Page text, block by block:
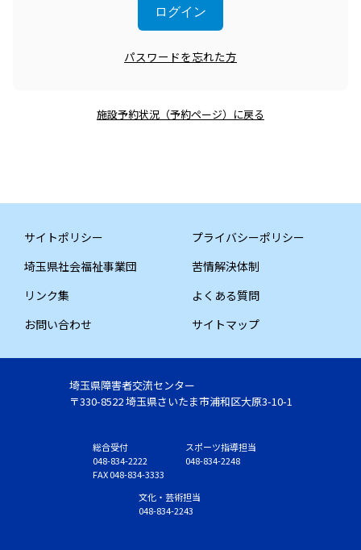
パスワードを忘れた方
施設予約状況（予約ページ）に戻る
サイトポリシー
プライバシーポリシー
埼玉県社会福祉事業団
苦情解決体制
リンク集
よくある質問
お問い合わせ
サイトマップ
埼玉県障害者交流センター
〒330-8522 埼玉県さいたま市浦和区大原3-10-1
総合受付
048-834-2222
FAX 048-834-3333
スポーツ指導担当
048-834-2248
文化・芸術担当
048-834-2243